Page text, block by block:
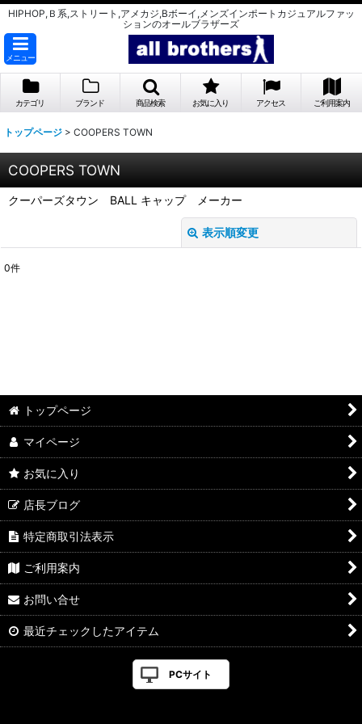
HIPHOP,Ｂ系,ストリート,アメカジ,Bボーイ,メンズインポートカジュアルファッ
ションのオールブラザーズ
メニュー
カテゴリ ブランド 商品検索 お気に入り アクセス ご利用案内
トップページ > COOPERS TOWN
COOPERS TOWN
クーパーズタウン BALL キャップ メーカー
表示順変更
0件
トップページ
マイページ
お気に入り
店長ブログ
特定商取引法表示
ご利用案内
お問い合せ
最近チェックしたアイテム
PCサイト